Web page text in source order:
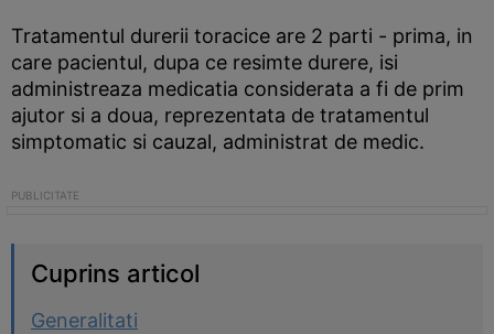
Tratamentul durerii toracice are 2 parti - prima, in
care pacientul, dupa ce resimte durere, isi
administreaza medicatia considerata a fi de prim
ajutor si a doua, reprezentata de tratamentul
simptomatic si cauzal, administrat de medic.
Cuprins articol
Generalitati